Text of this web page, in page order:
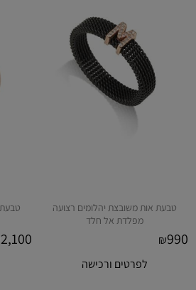
טבעת אות משובצת יהלומים רצועה
מפלדת אל חלד
₪990
לפרטים ורכישה
טבעת
2,100